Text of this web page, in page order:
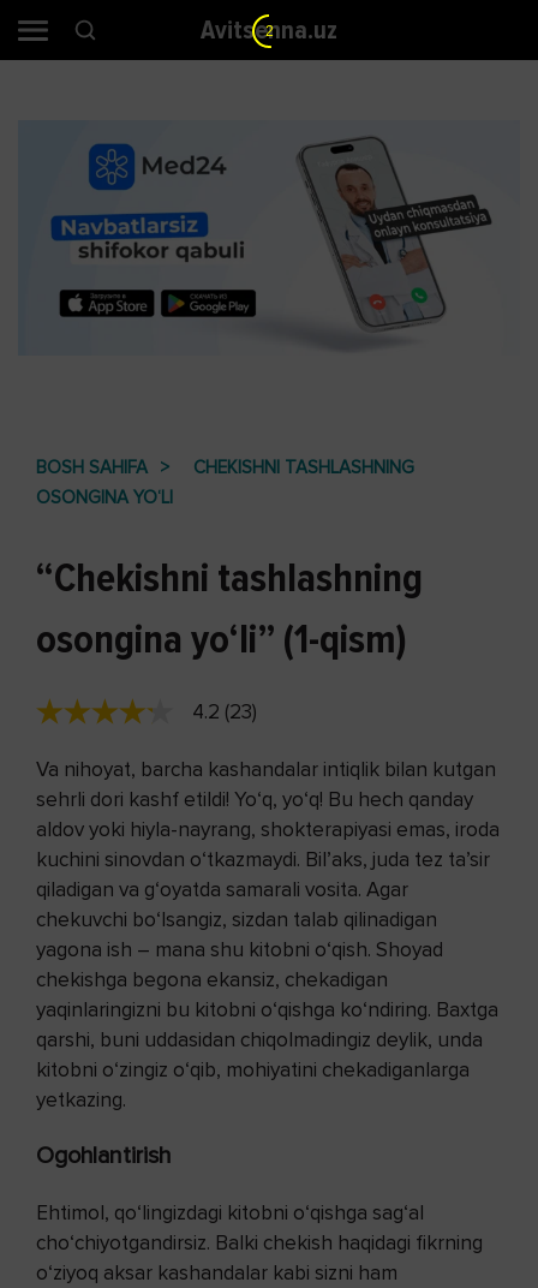
Avitsenna.uz
BOSH SAHIFA
CHEKISHNI TASHLASHNING
OSONGINA YO‘LI
“Chekishni tashlashning
osongina yo‘li” (1-qism)
4.2 (23)
Va nihoyat, barcha kashandalar intiqlik bilan kutgan
sehrli dori kashf etildi! Yo‘q, yo‘q! Bu hech qanday
aldov yoki hiyla-nayrang, shokterapiyasi emas, iroda
kuchini sinovdan o‘tkazmaydi. Bil’aks, juda tez ta’sir
qiladigan va g‘oyatda samarali vosita. Agar
chekuvchi bo‘lsangiz, sizdan talab qilinadigan
yagona ish – mana shu kitobni o‘qish. Shoyad
chekishga begona ekansiz, chekadigan
yaqinlaringizni bu kitobni o‘qishga ko‘ndiring. Baxtga
qarshi, bu­ni uddasidan chiqolmadingiz deylik, unda
kitobni o‘zingiz o‘qib, mohiyatini chekadiganlarga
yetkazing.
Ogohlantirish
Ehtimol, qo‘lingizdagi kitobni o‘qishga sag‘al
cho‘chiyotgandirsiz. Balki chekish ha­qidagi fikrning
o‘ziyoq aksar kashandalar kabi sizni ham
1